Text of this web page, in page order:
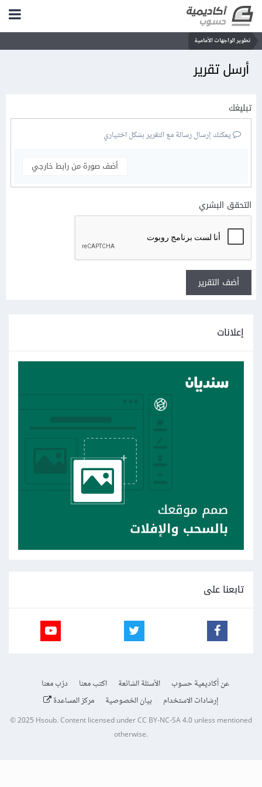
تطوير الواجهات الأمامية
أرسل تقرير
تبليغك
يمكنك إرسال رسالة مع التقرير بشكل اختياري
أضف صورة من رابط خارجي
التحقق البشري
أضف التقرير
إعلانات
تابعنا على
عن أكاديمية حسوب الأسئلة الشائعة اكتب معنا
درّب معنا
إرشادات الاستخدام
بيان الخصوصية مركز المساعدة
© 2025 Hsoub.Content licensed underCC BY-NC-SA 4.0unless mentioned
otherwise.